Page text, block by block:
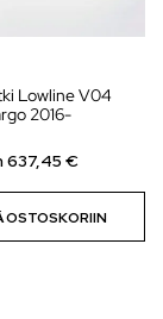
Lowline V04
2016-
637,45 €
OSTOSKORIIN